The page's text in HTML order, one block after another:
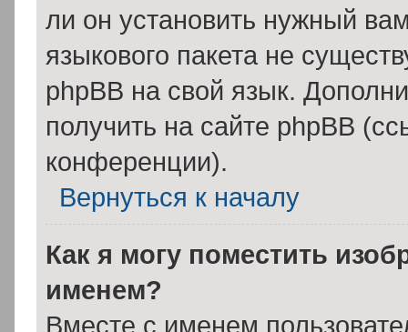
ли он установить нужный
языкового пакета не
phpBB на свой язык.
получить на сайте phpBB
конференции).
Вернуться к началу
Как я могу поместить
именем?
Вместе с именем